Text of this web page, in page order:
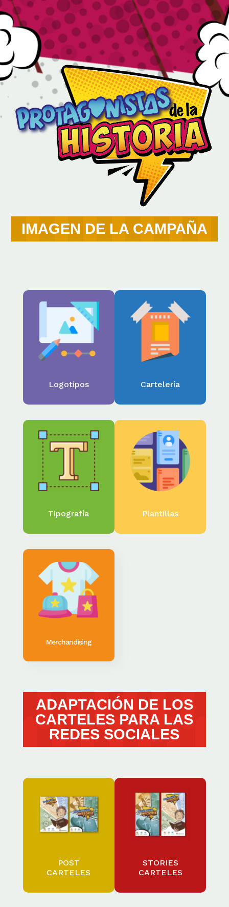
IMAGEN DE LA CAMPAÑA
Logotipos Cartelería
Tipografía Plantillas
Merchandising
ADAPTACIÓN DE LOS
CARTELES PARA LAS
REDES SOCIALES
POST
CARTELES
STORIES
CARTELES